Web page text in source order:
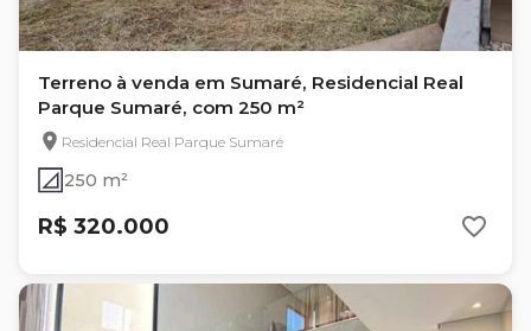
Terreno à venda em Sumaré, Residencial Real
Parque Sumaré, com 250 m²
Residencial Real Parque Sumaré
250 m²
R$ 320.000